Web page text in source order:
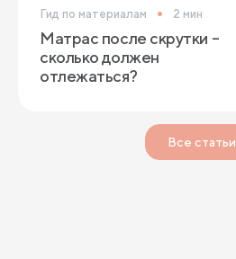
Гид по материалам 2 мин
Матрас после скрутки –
сколько должен
отлежаться?
Все статьи